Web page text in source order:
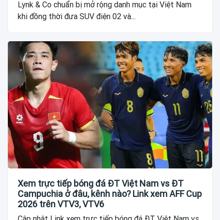
Lynk & Co chuẩn bị mở rộng danh mục tại Việt Nam
khi đồng thời đưa SUV điện 02 và...
Xem trực tiếp bóng đá ĐT Việt Nam vs ĐT
Campuchia ở đâu, kênh nào? Link xem AFF Cup
2026 trên VTV3, VTV6